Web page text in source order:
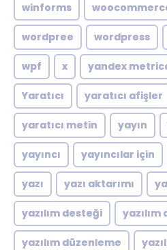
winforms
wordpree wordpress
wpf x yandex
Yaratıcı yaratıcı afişler
yaratıcı metin yayın
yayıncı yayıncılar için
yazı yazı aktarımı
yazılım desteği yazılım
yazılım düzenleme